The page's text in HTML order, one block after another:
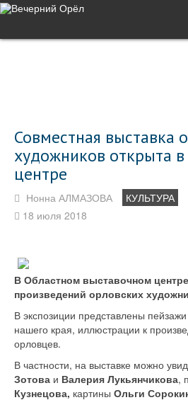
Совместная выставка
художников открыта
центре
Нонна АЛМАЗОВА
КУЛЬТУРА
18 июля 2018
В Областном выставочном
произведений орловских
В экспозиции представлены
нашего края, иллюстрации к
орловцев.
В частности, на выставке можно
Зотова и Валерия Лукьянчикова,
Кузнецова, картины Ольги